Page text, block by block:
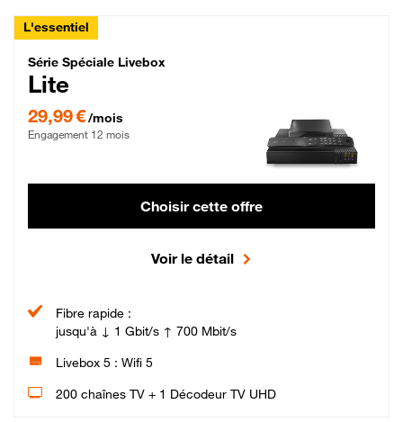
L'essentiel
Série Spéciale Livebox Lite Fibre
Série Spéciale Livebox
Lite
29,99 €/mois
Engagement 12 mois
Choisir cette offre
Voir le détail
Fibre rapide :
jusqu'à ↓ 1 Gbit/s ↑ 700 Mbit/s
Livebox 5 : Wifi 5
200 chaînes TV + 1 Décodeur TV UHD